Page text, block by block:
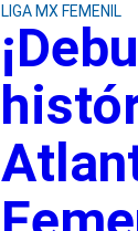
LIGA MX FEMENIL